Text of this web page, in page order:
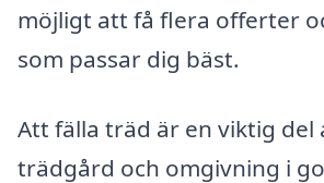
möjligt att få flera offerter
som passar dig bäst.
Att fälla träd är en viktig del
trädgård och omgivning i